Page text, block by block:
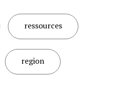
ressources
region